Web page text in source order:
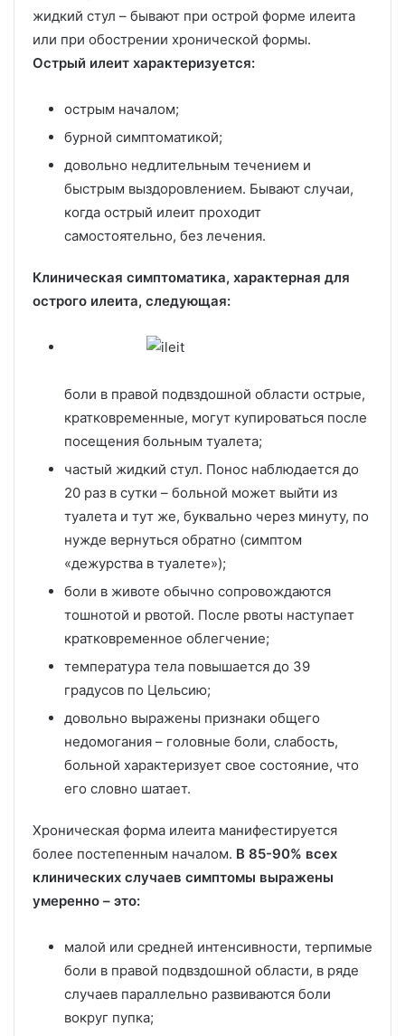
жидкий стул – бывают при острой форме илеита
или при обострении хронической формы.
Острый илеит характеризуется:
острым началом;
бурной симптоматикой;
довольно недлительным течением и
быстрым выздоровлением. Бывают случаи,
когда острый илеит проходит
самостоятельно, без лечения.
Клиническая симптоматика, характерная для
острого илеита, следующая:
боли в правой подвздошной области острые,
кратковременные, могут купироваться после
посещения больным туалета;
частый жидкий стул. Понос наблюдается до
20 раз в сутки – больной может выйти из
туалета и тут же, буквально через минуту, по
нужде вернуться обратно (симптом
«дежурства в туалете»);
боли в животе обычно сопровождаются
тошнотой и рвотой. После рвоты наступает
кратковременное облегчение;
температура тела повышается до 39
градусов по Цельсию;
довольно выражены признаки общего
недомогания – головные боли, слабость,
больной характеризует свое состояние, что
его словно шатает.
Хроническая форма илеита манифестируется
более постепенным началом. В 85-90% всех
клинических случаев симптомы выражены
умеренно – это:
малой или средней интенсивности, терпимые
боли в правой подвздошной области, в ряде
случаев параллельно развиваются боли
вокруг пупка;